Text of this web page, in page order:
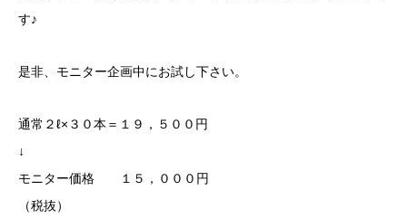
す♪
是非、モニター企画中にお試し下さい。
通常２ℓ×３０本＝１９，５００円
↓
モニター価格 １５，０００円
（税抜）